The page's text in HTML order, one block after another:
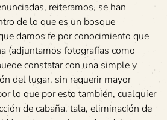
reiteramos, se han
de lo que es un bosque
damos fe por conocimiento que
(adjuntamos fotografías como
constatar con una simple y
del lugar, sin requerir mayor
lo que por esto también, cualquier
de cabaña, tala, eliminación de